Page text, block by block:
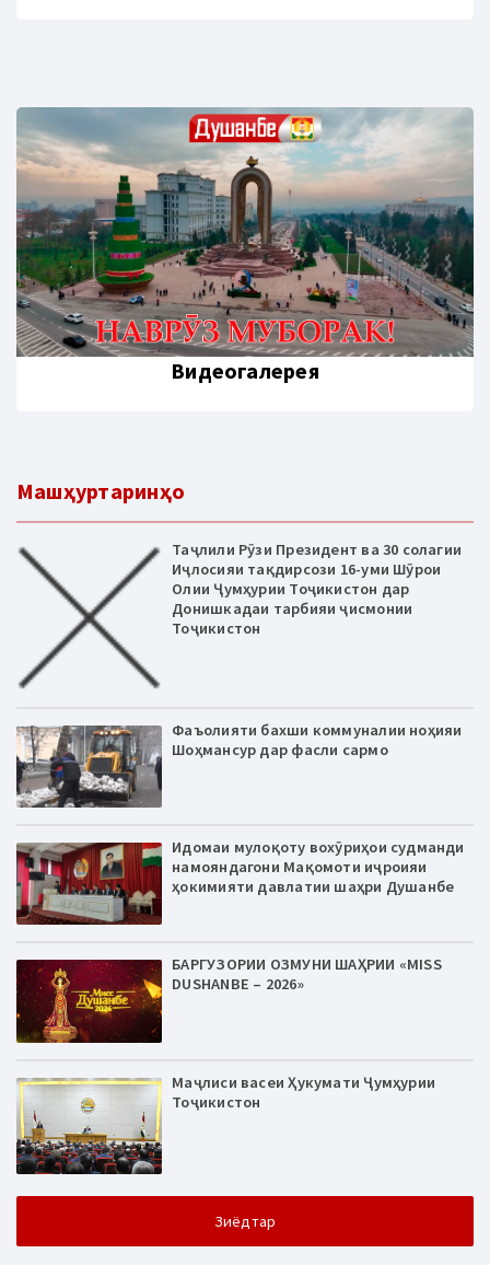
Видеогалерея
Машҳуртаринҳо
Таҷлили Рӯзи Президент ва 30 солагии
Иҷлосияи тақдирсози 16-уми Шӯрои
Олии Ҷумҳурии Тоҷикистон дар
Донишкадаи тарбияи ҷисмонии
Тоҷикистон
Фаъолияти бахши коммуналии ноҳияи
Шоҳмансур дар фасли сармо
Идомаи мулоқоту вохӯриҳои судманди
намояндагони Мақомоти иҷроияи
ҳокимияти давлатии шаҳри Душанбе
БАРГУЗОРИИ ОЗМУНИ ШАҲРИИ «MISS
DUSHANBE – 2026»
Маҷлиси васеи Ҳукумати Ҷумҳурии
Тоҷикистон
Зиёдтар